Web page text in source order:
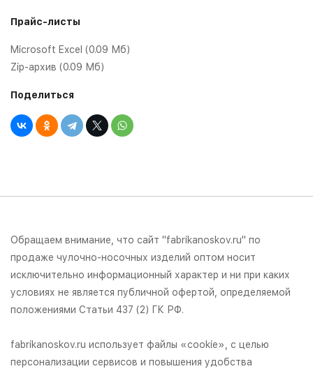
Прайс-листы
Microsoft Excel (0.09 Мб)
Zip-архив (0.09 Мб)
Поделиться
Обращаем внимание, что сайт "fabrikanoskov.ru" по
продаже чулочно-носочных изделий оптом носит
исключительно информационный характер и ни при каких
условиях не является публичной офертой, определяемой
положениями Статьи 437 (2) ГК РФ.
fabrikanoskov.ru использует файлы «cookie», с целью
персонализации сервисов и повышения удобства